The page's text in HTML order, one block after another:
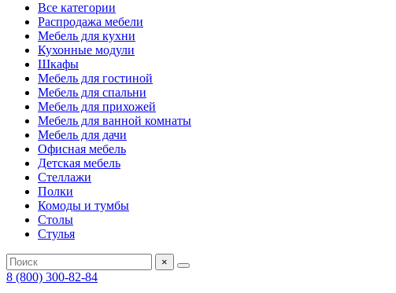
Все категории
Распродажа мебели
Мебель для кухни
Кухонные модули
Шкафы
Мебель для гостиной
Мебель для спальни
Мебель для прихожей
Мебель для ванной комнаты
Мебель для дачи
Офисная мебель
Детская мебель
Стеллажи
Полки
Комоды и тумбы
Столы
Стулья
×
8 (800) 300-82-84